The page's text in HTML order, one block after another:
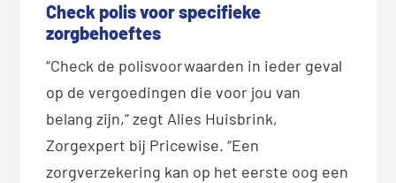
Check polis voor specifieke
zorgbehoeftes
“Check de polisvoorwaarden in ieder geval
op de vergoedingen die voor jou van
belang zijn,” zegt Alies Huisbrink,
Zorgexpert bij Pricewise. “Een
zorgverzekering kan op het eerste oog een